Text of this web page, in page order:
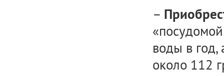
–
воды в год,
около 112